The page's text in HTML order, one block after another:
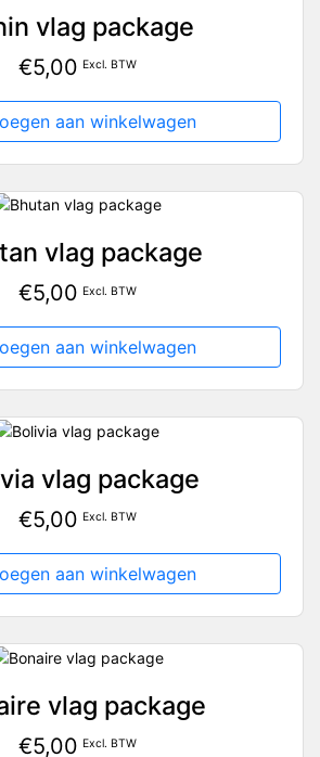
vlag package
€5,00 Excl. BTW
aan winkelwagen
vlag package
€5,00 Excl. BTW
aan winkelwagen
vlag package
€5,00 Excl. BTW
aan winkelwagen
vlag package
€5,00 Excl. BTW